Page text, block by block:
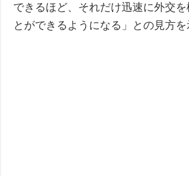
できるほど、それだけ迅速に外交を
とができるようになる」との見方を